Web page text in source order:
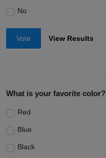
No
Vote View Results
What is your favorite color?
Red
Blue
Black